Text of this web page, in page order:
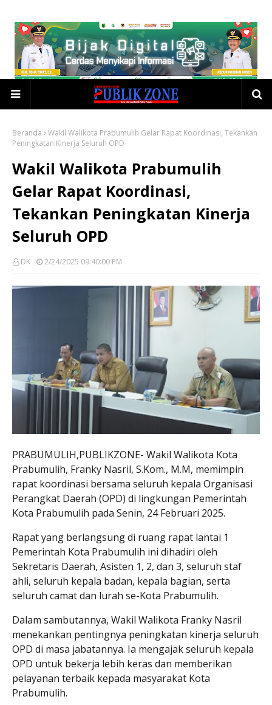
Beranda
Wakil Walikota Prabumulih Gelar Rapat Koordinasi, Tekankan
Peningkatan Kinerja Seluruh OPD
Wakil Walikota Prabumulih
Gelar Rapat Koordinasi,
Tekankan Peningkatan Kinerja
Seluruh OPD
DK 2/24/2025 09:40:00 PM
PRABUMULIH,PUBLIKZONE- Wakil Walikota Kota
Prabumulih, Franky Nasril, S.Kom., M.M, memimpin
rapat koordinasi bersama seluruh kepala Organisasi
Perangkat Daerah (OPD) di lingkungan Pemerintah
Kota Prabumulih pada Senin, 24 Februari 2025.
Rapat yang berlangsung di ruang rapat lantai 1
Pemerintah Kota Prabumulih ini dihadiri oleh
Sekretaris Daerah, Asisten 1, 2, dan 3, seluruh staf
ahli, seluruh kepala badan, kepala bagian, serta
seluruh camat dan lurah se-Kota Prabumulih.
Dalam sambutannya, Wakil Walikota Franky Nasril
menekankan pentingnya peningkatan kinerja seluruh
OPD di masa jabatannya. Ia mengajak seluruh kepala
OPD untuk bekerja lebih keras dan memberikan
pelayanan terbaik kepada masyarakat Kota
Prabumulih.